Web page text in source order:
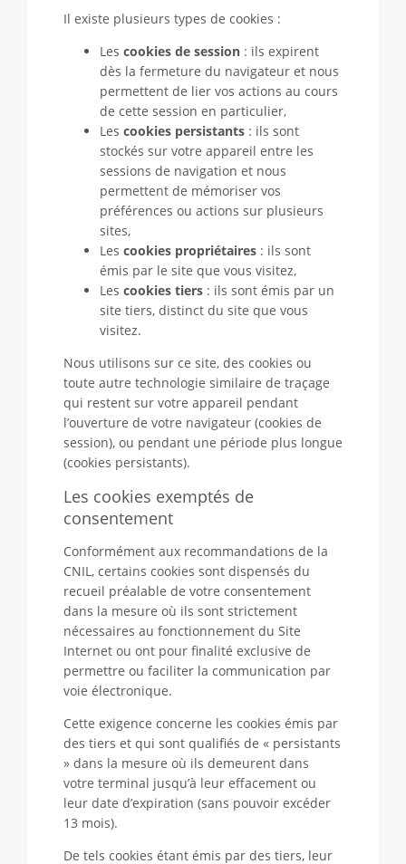
Il existe plusieurs types de cookies :
Les cookies de session : ils expirent
dès la fermeture du navigateur et nous
permettent de lier vos actions au cours
de cette session en particulier,
Les cookies persistants : ils sont
stockés sur votre appareil entre les
sessions de navigation et nous
permettent de mémoriser vos
préférences ou actions sur plusieurs
sites,
Les cookies propriétaires : ils sont
émis par le site que vous visitez,
Les cookies tiers : ils sont émis par un
site tiers, distinct du site que vous
visitez.
Nous utilisons sur ce site, des cookies ou
toute autre technologie similaire de traçage
qui restent sur votre appareil pendant
l’ouverture de votre navigateur (cookies de
session), ou pendant une période plus longue
(cookies persistants).
Les cookies exemptés de
consentement
Conformément aux recommandations de la
CNIL, certains cookies sont dispensés du
recueil préalable de votre consentement
dans la mesure où ils sont strictement
nécessaires au fonctionnement du Site
Internet ou ont pour finalité exclusive de
permettre ou faciliter la communication par
voie électronique.
Cette exigence concerne les cookies émis par
des tiers et qui sont qualifiés de « persistants
» dans la mesure où ils demeurent dans
votre terminal jusqu’à leur effacement ou
leur date d’expiration (sans pouvoir excéder
13 mois).
De tels cookies étant émis par des tiers, leur